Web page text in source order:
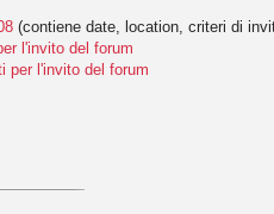
(contiene date, location, criteri di
l'invito del forum
per l'invito del forum